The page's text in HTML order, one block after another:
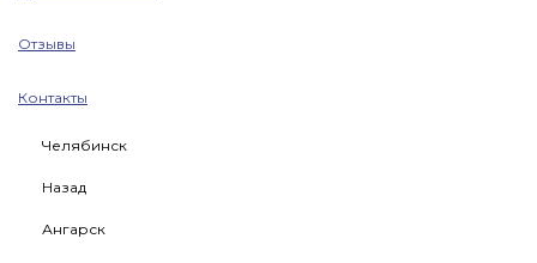
Отзывы
Контакты
Челябинск
Назад
Ангарск